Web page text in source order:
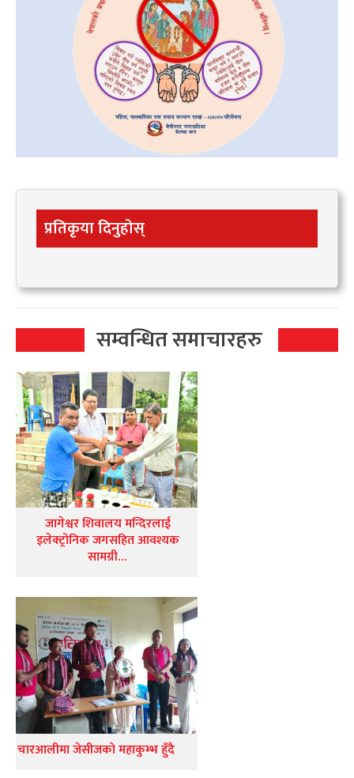
प्रतिकृया दिनुहोस्
सम्वन्धित समाचारहरु
जागेश्वर शिवालय मन्दिरलाई
इलेक्ट्रोनिक जगसहित आवश्यक
सामग्री…
चारआलीमा जेसीजको महाकुम्भ हुँदै